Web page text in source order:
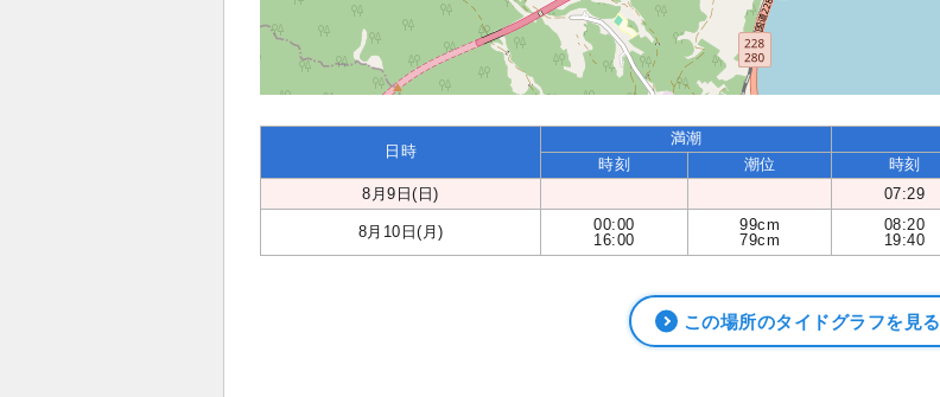
日時
満潮
時刻 潮位 時刻
8月9日(日)
07:29
8月10日(月)
00:00
16:00
99cm
79cm
08:20
19:40
この場所のタイドグラフを見る